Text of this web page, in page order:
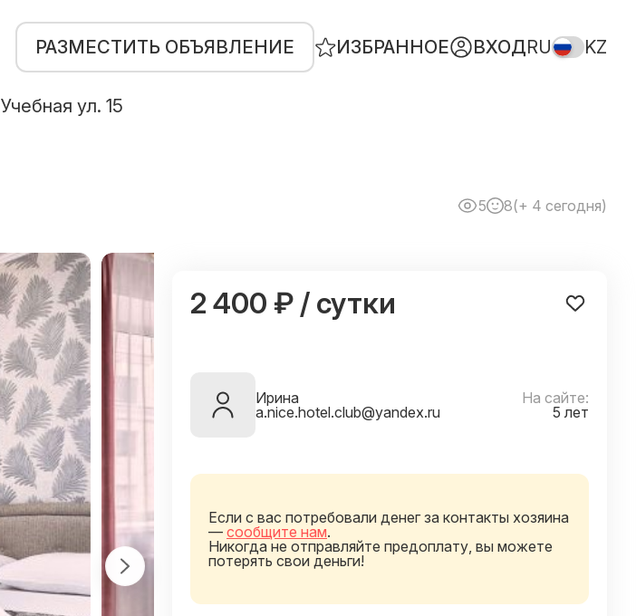
РАЗМЕСТИТЬ ОБЪЯВЛЕНИЕ ИЗБРАННОЕ ВХОДRU KZ
Учебная ул. 15
5 8(+ 4 сегодня)
2 400 ₽ / сутки
Ирина
a.nice.hotel.club@yandex.ru
На сайте:
5 лет
Если с вас потребовали денег за контакты хозяина
— сообщите нам.
Никогда не отправляйте предоплату, вы можете
потерять свои деньги!